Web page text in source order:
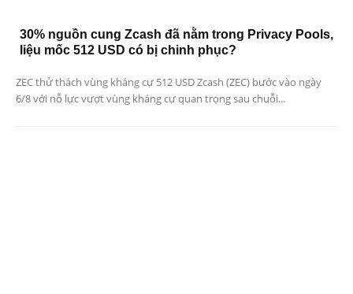
30% nguồn cung Zcash đã nằm trong Privacy Pools,
liệu mốc 512 USD có bị chinh phục?
ZEC thử thách vùng kháng cự 512 USD Zcash (ZEC) bước vào ngày
6/8 với nỗ lực vượt vùng kháng cự quan trọng sau chuỗi...